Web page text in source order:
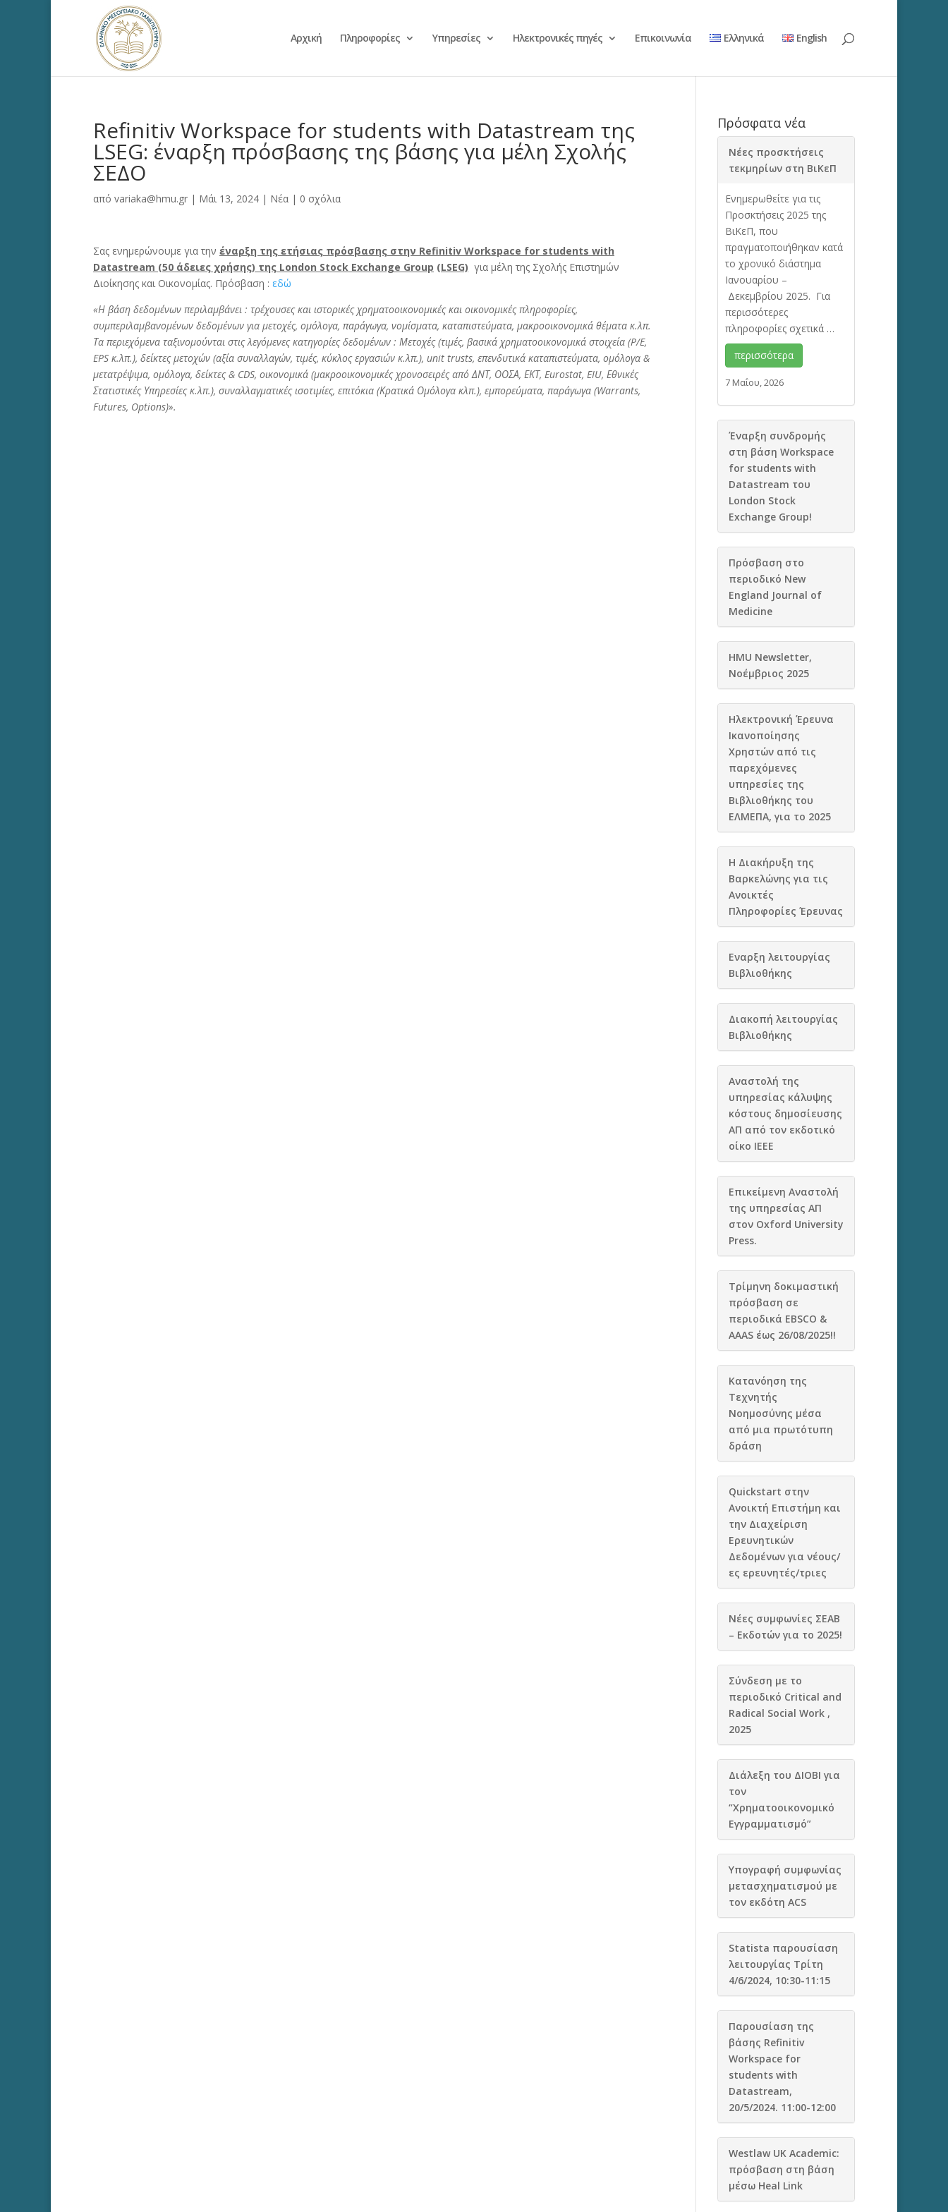
Αρχική Πληροφορίες Υπηρεσίες Ηλεκτρονικές πηγές Επικοινωνία Ελληνικά English
Refinitiv Workspace for students with Datastream της
LSEG: έναρξη πρόσβασης της βάσης για μέλη Σχολής
ΣΕΔΟ
από variaka@hmu.gr | Μάι 13, 2024 | Νέα | 0 σχόλια
Σας ενημερώνουμε για την έναρξη της ετήσιας πρόσβασης στην Refinitiv Workspace for students with
Datastream (50 άδειες χρήσης) της London Stock Exchange Group (LSEG) για μέλη της Σχολής Επιστημών
Διοίκησης και Οικονομίας. Πρόσβαση : εδώ
«Η βάση δεδομένων περιλαμβάνει : τρέχουσες και ιστορικές χρηματοοικονομικές και οικονομικές πληροφορίες,
συμπεριλαμβανομένων δεδομένων για μετοχές, ομόλογα, παράγωγα, νομίσματα, καταπιστεύματα, μακροοικονομικά θέματα κ.λπ.
Τα περιεχόμενα ταξινομούνται στις λεγόμενες κατηγορίες δεδομένων : Μετοχές (τιμές, βασικά χρηματοοικονομικά στοιχεία (P/E,
EPS κ.λπ.), δείκτες μετοχών (αξία συναλλαγών, τιμές, κύκλος εργασιών κ.λπ.), unit trusts, επενδυτικά καταπιστεύματα, ομόλογα &
μετατρέψιμα, ομόλογα, δείκτες & CDS, οικονομικά (μακροοικονομικές χρονοσειρές από ΔΝΤ, ΟΟΣΑ, ΕΚΤ, Eurostat, EIU, Εθνικές
Στατιστικές Υπηρεσίες κ.λπ.), συναλλαγματικές ισοτιμίες, επιτόκια (Κρατικά Ομόλογα κλπ.), εμπορεύματα, παράγωγα (Warrants,
Futures, Options)».
Πρόσφατα νέα
Νέες προσκτήσεις
τεκμηρίων στη ΒιΚεΠ
Ενημερωθείτε για τις
Προσκτήσεις 2025 της
ΒιΚεΠ, που
πραγματοποιήθηκαν κατά
το χρονικό διάστημα
Ιανουαρίου –
Δεκεμβρίου 2025. Για
περισσότερες
πληροφορίες σχετικά …
περισσότερα
7 Μαΐου, 2026
Έναρξη συνδρομής
στη βάση Workspace
for students with
Datastream του
London Stock
Exchange Group!
Πρόσβαση στο
περιοδικό New
England Journal of
Medicine
HMU Newsletter,
Νοέμβριος 2025
Ηλεκτρονική Έρευνα
Ικανοποίησης
Χρηστών από τις
παρεχόμενες
υπηρεσίες της
Βιβλιοθήκης του
ΕΛΜΕΠΑ, για το 2025
Η Διακήρυξη της
Βαρκελώνης για τις
Ανοικτές
Πληροφορίες Έρευνας
Εναρξη λειτουργίας
Βιβλιοθήκης
Διακοπή λειτουργίας
Βιβλιοθήκης
Αναστολή της
υπηρεσίας κάλυψης
κόστους δημοσίευσης
ΑΠ από τον εκδοτικό
οίκο IEEE
Eπικείμενη Aναστολή
της υπηρεσίας ΑΠ
στον Oxford University
Press.
Τρίμηνη δοκιμαστική
πρόσβαση σε
περιοδικά EBSCO &
AAAS έως 26/08/2025!!
Κατανόηση της
Τεχνητής
Νοημοσύνης μέσα
από μια πρωτότυπη
δράση
Quickstart στην
Ανοικτή Επιστήμη και
την Διαχείριση
Ερευνητικών
Δεδομένων για νέους/
ες ερευνητές/τριες
Νέες συμφωνίες ΣΕΑΒ
– Εκδοτών για το 2025!
Σύνδεση με το
περιοδικό Critical and
Radical Social Work ,
2025
Διάλεξη του ΔΙΟΒΙ για
τον
“Χρηματοοικονομικό
Εγγραμματισμό”
Υπογραφή συμφωνίας
μετασχηματισμού με
τον εκδότη ACS
Statista παρουσίαση
λειτουργίας Τρίτη
4/6/2024, 10:30-11:15
Παρουσίαση της
βάσης Refinitiv
Workspace for
students with
Datastream,
20/5/2024. 11:00-12:00
Westlaw UK Academic:
πρόσβαση στη βάση
μέσω Heal Link